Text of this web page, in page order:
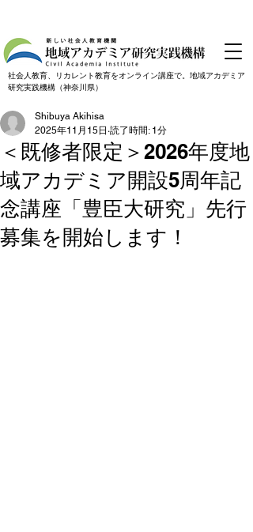
社会人教育、リカレント教育をオンライン講座で。地域アカデミア
研究実践機構（神奈川県）
＜既修者限定＞2026年度地
域アカデミア開設5周年記
念講座「豊臣大研究」先行
募集を開始します！
Shibuya Akihisa
2025年11月15日 読了時間: 1分